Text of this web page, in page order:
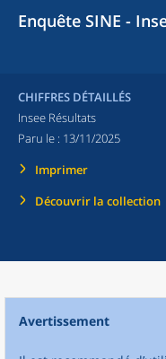
Enquête SINE -
CHIFFRES DÉTAILLÉS
Insee Résultats
Paru le : 13/11/2025
Imprimer
Découvrir la collection
Avertissement